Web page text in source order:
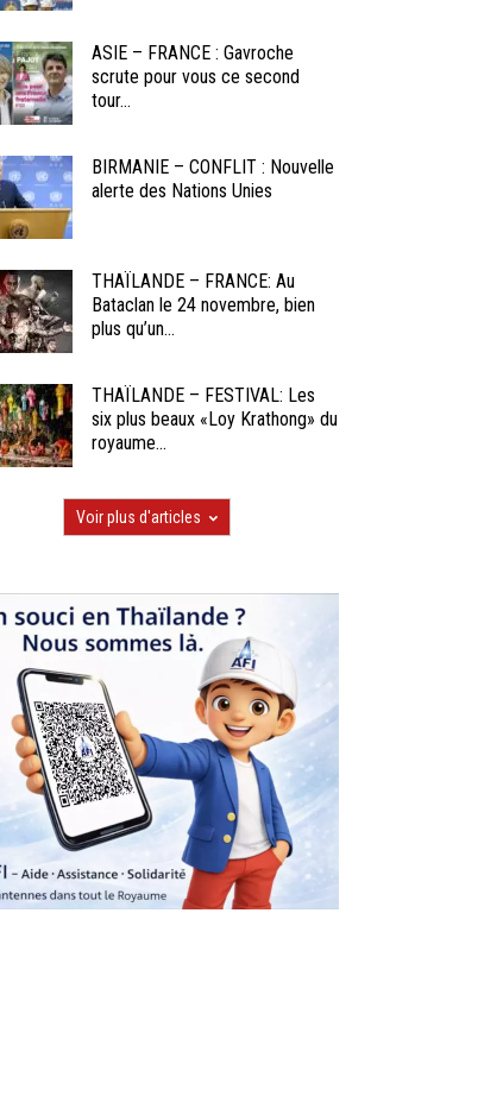
ASIE – FRANCE : Gavroche
scrute pour vous ce second
tour...
BIRMANIE – CONFLIT : Nouvelle
alerte des Nations Unies
THAÏLANDE – FRANCE: Au
Bataclan le 24 novembre, bien
plus qu’un...
THAÏLANDE – FESTIVAL: Les
six plus beaux «Loy Krathong» du
royaume...
Voir plus d'articles